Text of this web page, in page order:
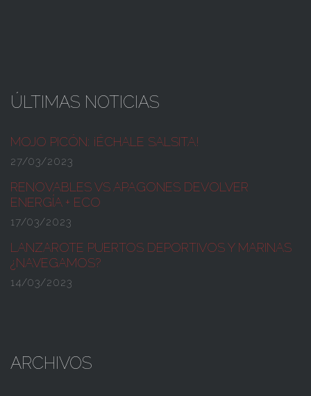
ÚLTIMAS NOTICIAS
MOJO PICÓN: ¡ÉCHALE SALSITA!
27/03/2023
RENOVABLES VS APAGONES DEVOLVER
ENERGÍA + ECO
17/03/2023
LANZAROTE PUERTOS DEPORTIVOS Y MARINAS
¿NAVEGAMOS?
14/03/2023
ARCHIVOS